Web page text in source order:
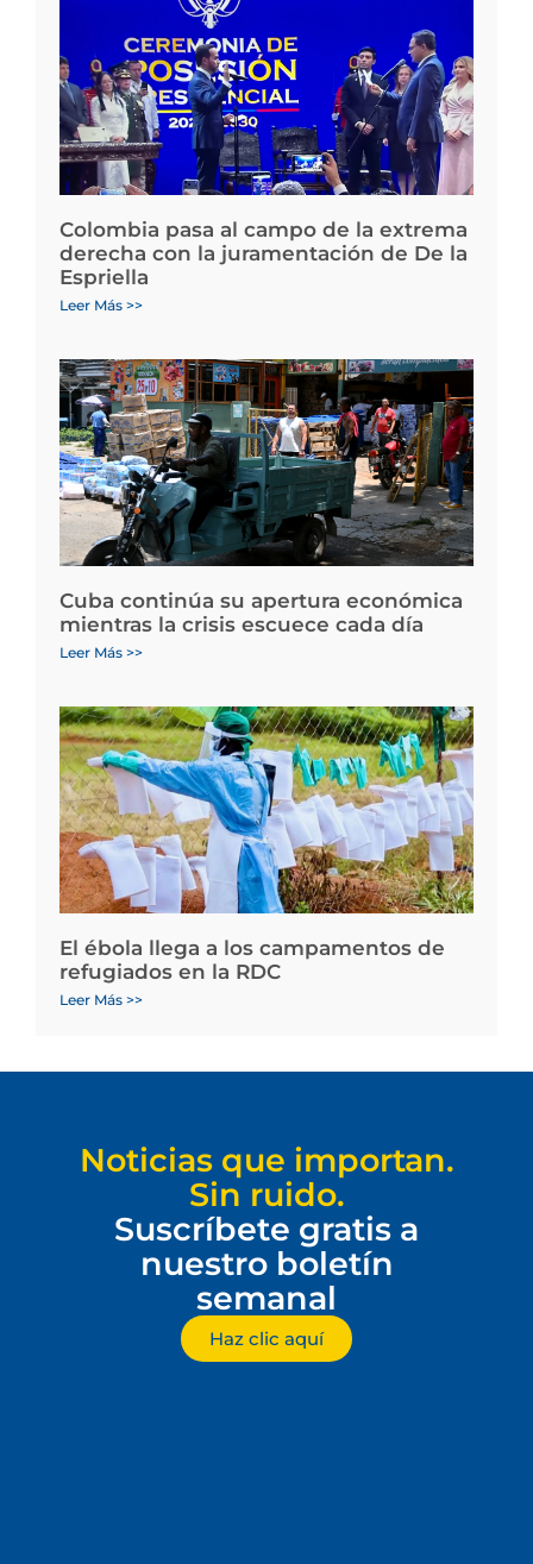
Colombia pasa al campo de la extrema
derecha con la juramentación de De la
Espriella
Leer Más >>
Cuba continúa su apertura económica
mientras la crisis escuece cada día
Leer Más >>
El ébola llega a los campamentos de
refugiados en la RDC
Leer Más >>
Noticias que importan.
Sin ruido.
Suscríbete gratis a
nuestro boletín
semanal
Haz clic aquí